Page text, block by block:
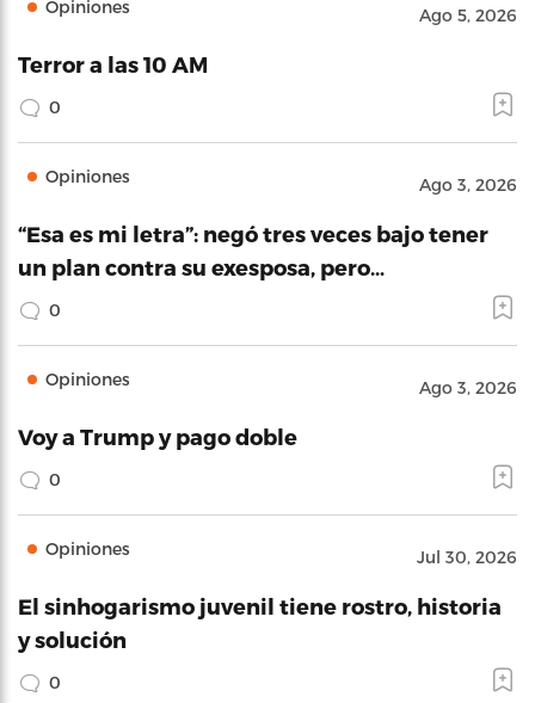
Opiniones Ago 5, 2026
Terror a las 10 AM
0
Opiniones Ago 3, 2026
“Esa es mi letra”: negó tres veces bajo tener
un plan contra su exesposa, pero…
0
Opiniones Ago 3, 2026
Voy a Trump y pago doble
0
Opiniones Jul 30, 2026
El sinhogarismo juvenil tiene rostro, historia
y solución
0